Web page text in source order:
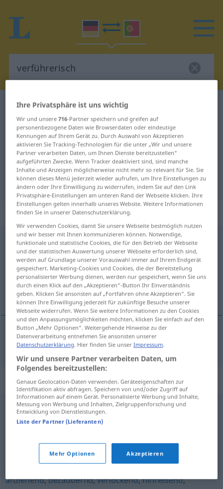
Deutsch-Portugiesisch Wörterbuch
Deutsch-Portugiesisch
Übersetzung für "verführerisch"
"verführerisch" Portugiesisch
Übersetzung
„verführerisch“
verführerisch [fɛrˈfyːrərɪʃ]
Übersicht aller Übersetzungen
(Für mehr Details die Übersetzung anklicken/antippen)
sedutor, tentador
sedutor,tentador verführerisch
Synonyme für "verführerisch"
unwiderstehlich,verlockend
liebenswert,attraktiv,reizvoll,ansprechend,herzig
anziehend,bezaubernd,verlockend,hinreißend,
Ihre Privatsphäre ist uns wichtig
Wir und unsere716-Partner speichern und greifen auf
personenbezogene Daten wie Browserdaten oder eindeutige
Kennungen auf Ihrem Gerät zu. Durch Auswahl von Akzeptieren
aktivieren Sie Tracking-Technologien für die unter „Wir und unsere
Partner verarbeiten Daten, um Ihnen Dienste bereitzustellen“
aufgeführten Zwecke. Wenn Tracker deaktiviert sind, sind manche
Inhalte und Anzeigen möglicherweise nicht mehr so relevant für Sie. Sie
können dieses Menü jederzeit wieder aufrufen, um Ihre Einstellungen zu
ändern oder Ihre Einwilligung zu widerrufen, indem Sie auf den Link
Privatsphäre-Einstellungen am unteren Rand der Webseite klicken. Ihre
Einstellungen gelten innerhalb unseres Website. Weitere Informationen
finden Sie in unserer Datenschutzerklärung.
Wir verwenden Cookies, damit Sie unsere Webseite bestmöglich nutzen
und wir besser mit Ihnen kommunizieren können. Notwendige,
funktionale und statistische Cookies, die für den Betrieb der Webseite
und der statistischen Auswertung unserer Webseite erforderlich sind,
werden auf Grundlage unserer Vorauswahl immer auf Ihrem Endgerät
gespeichert. Marketing-Cookies und Cookies, die der Bereitstellung
personalisierter Werbung dienen, werden nur gespeichert, wenn Sie uns
durch einen Klick auf den „Akzeptieren“-Button Ihr Einverständnis
geben. Klicken Sie ansonsten auf „Fortfahren ohne Akzeptieren“. Sie
können Ihre Einwilligung jederzeit für zukünftige Besuche unserer
Webseite widerrufen. Wenn Sie weitere Informationen zu den Cookies
und den Anpassungsmöglichkeiten möchten, klicken Sie einfach auf den
Button „Mehr Optionen“. Weitergehende Hinweise zu der
Datenverarbeitung entnehmen Sie ansonsten unserer
Datenschutzerklärung. Hier finden Sie unserImpressum.
Wir und unsere Partner verarbeiten Daten, um
Folgendes bereitzustellen:
Genaue Geolocation-Daten verwenden. Geräteeigenschaften zur
Identifikation aktiv abfragen. Speichern von und/oder Zugriff auf
Informationen auf einem Gerät. Personalisierte Werbung und Inhalte,
Messung von Werbung und Inhalten, Zielgruppenforschung und
Entwicklung von Dienstleistungen.
Liste der Partner (Lieferanten)
Mehr Optionen Akzeptieren